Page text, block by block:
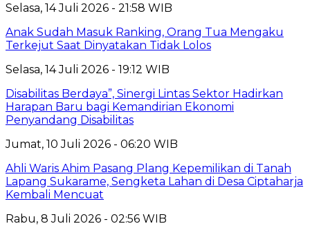
Selasa, 14 Juli 2026 - 21:58 WIB
Anak Sudah Masuk Ranking, Orang Tua Mengaku
Terkejut Saat Dinyatakan Tidak Lolos
Selasa, 14 Juli 2026 - 19:12 WIB
Disabilitas Berdaya”, Sinergi Lintas Sektor Hadirkan
Harapan Baru bagi Kemandirian Ekonomi
Penyandang Disabilitas
Jumat, 10 Juli 2026 - 06:20 WIB
Ahli Waris Ahim Pasang Plang Kepemilikan di Tanah
Lapang Sukarame, Sengketa Lahan di Desa Ciptaharja
Kembali Mencuat
Rabu, 8 Juli 2026 - 02:56 WIB